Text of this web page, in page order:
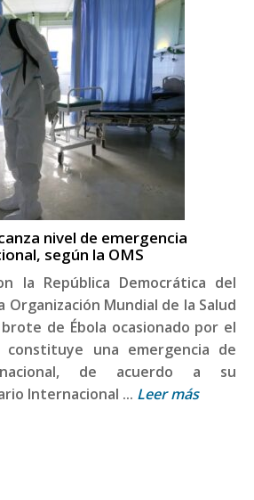
nivel de emergencia
según la OMS
la República Democrática del
Organización Mundial de la Salud
de Ébola ocasionado por el
constituye una emergencia de
de acuerdo a su
Internacional ... Leer más